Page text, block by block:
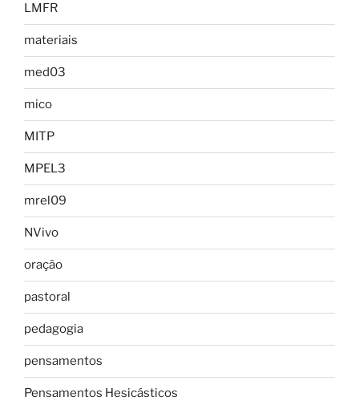
LMFR
materiais
med03
mico
MITP
MPEL3
mrel09
NVivo
oração
pastoral
pedagogia
pensamentos
Pensamentos Hesicásticos